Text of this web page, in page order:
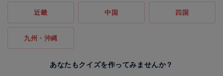
近畿 中国 四国
九州・沖縄
あなたもクイズを作ってみませんか？